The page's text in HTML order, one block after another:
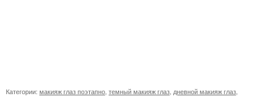
Категории: макияж глаз поэтапно темный макияж глаз дневной макияж глаз